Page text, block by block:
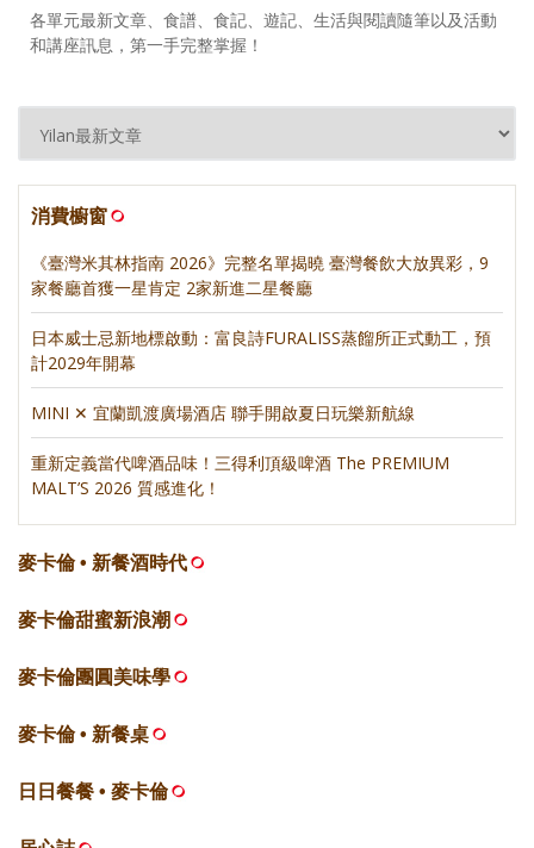
各單元最新文章、食譜、食記、遊記、生活與閱讀隨筆以及活動
和講座訊息，第一手完整掌握！
消費櫥窗
《臺灣米其林指南 2026》完整名單揭曉 臺灣餐飲大放異彩，9
家餐廳首獲一星肯定 2家新進二星餐廳
日本威士忌新地標啟動：富良詩FURALISS蒸餾所正式動工，預
計2029年開幕
MINI ✕ 宜蘭凱渡廣場酒店 聯手開啟夏日玩樂新航線
重新定義當代啤酒品味！三得利頂級啤酒 The PREMIUM
MALT’S 2026 質感進化！
麥卡倫 • 新餐酒時代
麥卡倫甜蜜新浪潮
麥卡倫團圓美味學
麥卡倫 • 新餐桌
日日餐餐 • 麥卡倫